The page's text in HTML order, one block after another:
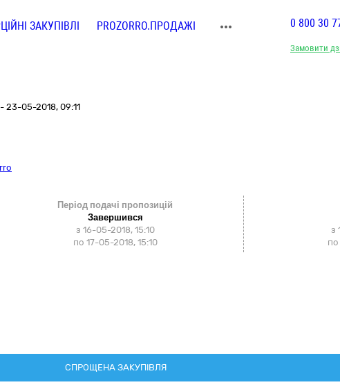
ЗАКУПІВЛІ PROZORRO.ПРОДАЖІ
Замовити
0 800 30
23-05-2018, 09:11
Період подачі пропозицій
Завершився
з 16-05-2018, 15:10
по 17-05-2018, 15:10
з
СПРОЩЕНА ЗАКУПІВЛЯ